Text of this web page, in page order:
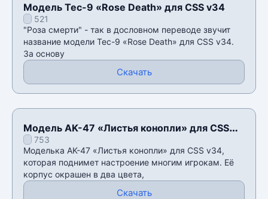
Модель Tec-9 «Rose Death» для CSS v34
521
"Роза смерти" - так в дословном переводе звучит
название модели Tec-9 «Rose Death» для CSS v34.
За основу
Скачать
Модель AK-47 «Листья конопли» для CSS
v34753
Моделька AK-47 «Листья конопли» для CSS v34,
которая поднимет настроение многим игрокам. Её
корпус окрашен в два цвета,
Скачать